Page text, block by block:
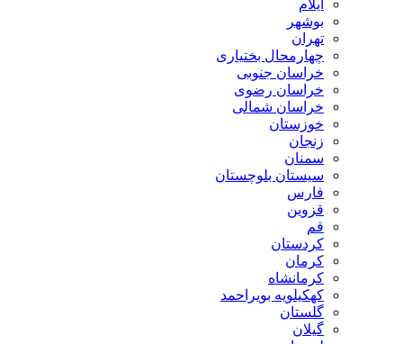
ایلام
بوشهر
تهران
چهارمحال بختیاری
خراسان جنوبی
خراسان رضوی
خراسان شمالی
خوزستان
زنجان
سمنان
سیستان بلوچستان
فارس
قزوین
قم
کردستان
کرمان
کرمانشاه
کهکیلویه بویراحمد
گلستان
گیلان